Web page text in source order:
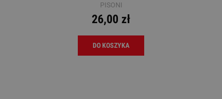
PISONI
26,00 zł
DO KOSZYKA